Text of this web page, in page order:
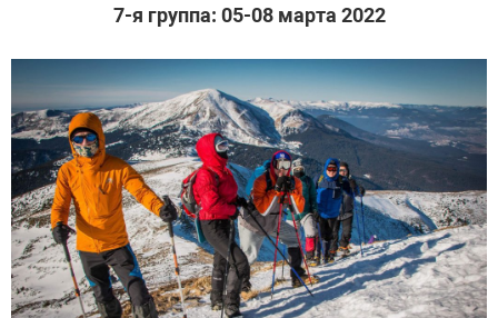
7-я группа: 05-08 марта 2022